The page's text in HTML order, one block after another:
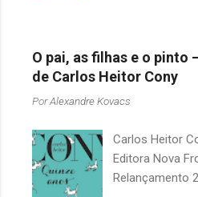
quando
escritores
a uma
acabamos
antipatia a
justamente o
como uma
obras, já em
O pai, as filhas e o pinto
de Carlos Heitor Cony
PorAlexandre Kovacs
Carlos Heitor
Editora Nova
Relançamento